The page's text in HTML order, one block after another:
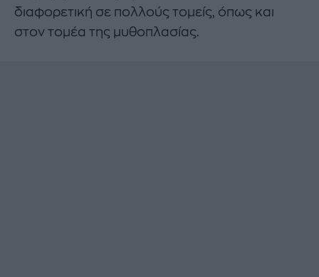
διαφορετική σε πολλούς τομείς, όπως και
στον τομέα της μυθοπλασίας.